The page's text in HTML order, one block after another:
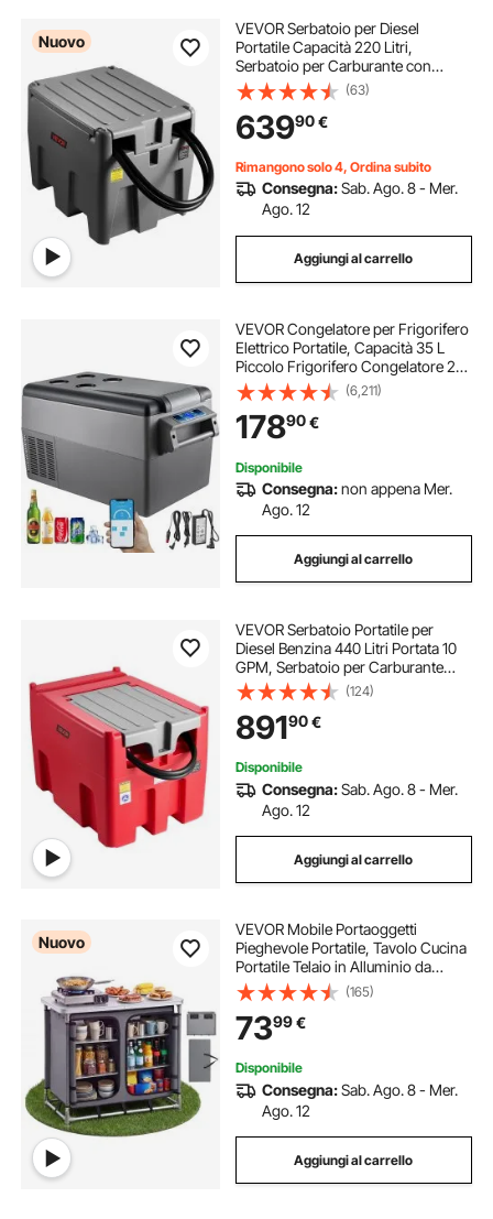
Nuovo
VEVOR Serbatoio per Diesel
Portatile Capacità 220 Litri,
Serbatoio per Carburante con
Pompa di Trasferimento Elettrica da
12 V Potenza 140W, Stoccaggio per
Carburante, Grigio
(63)
63990€
Rimangono solo 4, Ordina subito
Consegna:Sab. Ago. 8 - Mer.
Ago. 12
Aggiungi al carrello
VEVOR Congelatore per Frigorifero
Elettrico Portatile, Capacità 35 L
Piccolo Frigorifero Congelatore 27,1
x 13,6 x 15 Pollici Mini Frigorifero
per Auto per Guida Viaggi Potenza
Totale in Ingresso 60 W
(6,211)
17890€
Disponibile
Consegna:non appena Mer.
Ago. 12
Aggiungi al carrello
VEVOR Serbatoio Portatile per
Diesel Benzina 440 Litri Portata 10
GPM, Serbatoio per Carburante
Diesel con Pompa di Trasferimento
Elettrica da 12 V, Tubo Flessibile,
Trasporto del Carburante, Rosso
(124)
89190€
Disponibile
Consegna:Sab. Ago. 8 - Mer.
Ago. 12
Aggiungi al carrello
Nuovo
VEVOR Mobile Portaoggetti
Pieghevole Portatile, Tavolo Cucina
Portatile Telaio in Alluminio da
Esterno Postazione Compatta da
Campeggio Picnic Viaggio Feste
all'Aperto 6 Ripiani Borsa da
Trasporto
(165)
7399€
Disponibile
Consegna:Sab. Ago. 8 - Mer.
Ago. 12
Aggiungi al carrello